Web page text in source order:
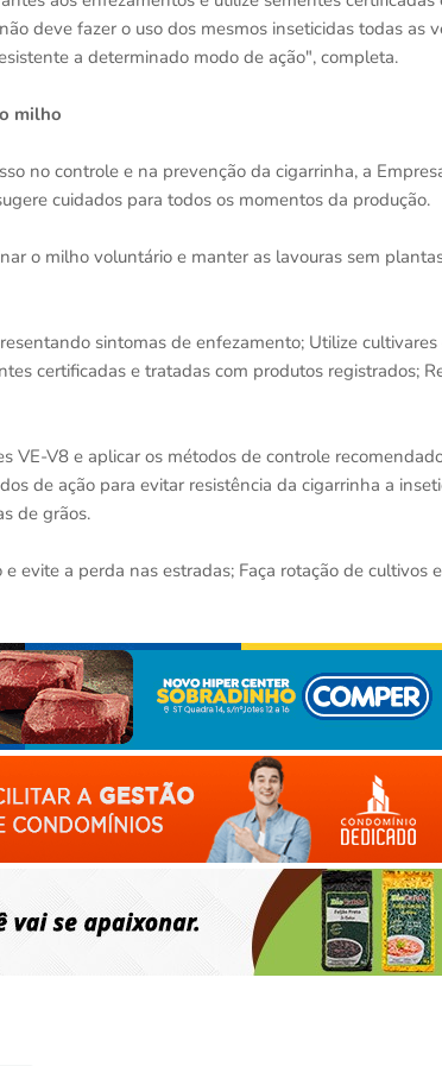
deve fazer o uso dos mesmos inseticidas todas as
a determinado modo de ação", completa.
milho
no controle e na prevenção da cigarrinha, a
cuidados para todos os momentos da produção.
o milho voluntário e manter as lavouras sem
sintomas de enfezamento; Utilize cultivares
certificadas e tratadas com produtos registrados;
VE-V8 e aplicar os métodos de controle
de ação para evitar resistência da cigarrinha a
de grãos.
evite a perda nas estradas; Faça rotação de cultivos